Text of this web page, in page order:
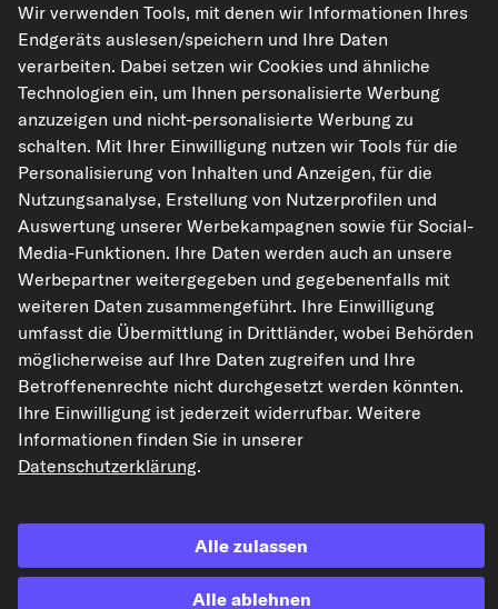
kfzteile24.de carpardoo.nl
carpardoo.fr
carpardoo.dk
nicht vervielfältigt werden. Die Vervielfältigung und Verbreitung der Daten und
der Datenbank ohne vorherige Einwilligung von TecAlliance und/oder die
Einbeziehung Dritter in solche Aktivitäten ist streng verboten. Jegliche
unautorisierte Nutzung von Inhalten stellt eine Verletzung des Urheberrechts
dar und kann rechtliche Schritte nach sich ziehen.
Vertrag widerrufen
© 2026 kfzteile24 GmbH - Alle Rechte vorbehalten.
¹„Gratis Versand“ oder „ohne Versandkosten“ entsprechen dem Wegfall der
Wir verwenden Tools, mit denen wir Informationen Ihres
Endgeräts auslesen/speichern und Ihre Daten
verarbeiten. Dabei setzen wir Cookies und ähnliche
Technologien ein, um Ihnen personalisierte Werbung
anzuzeigen und nicht-personalisierte Werbung zu
schalten. Mit Ihrer Einwilligung nutzen wir Tools für die
Personalisierung von Inhalten und Anzeigen, für die
Nutzungsanalyse, Erstellung von Nutzerprofilen und
Auswertung unserer Werbekampagnen sowie für Social-
Media-Funktionen. Ihre Daten werden auch an unsere
Werbepartner weitergegeben und gegebenenfalls mit
weiteren Daten zusammengeführt. Ihre Einwilligung
umfasst die Übermittlung in Drittländer, wobei Behörden
möglicherweise auf Ihre Daten zugreifen und Ihre
Betroffenenrechte nicht durchgesetzt werden könnten.
Ihre Einwilligung ist jederzeit widerrufbar. Weitere
Informationen finden Sie in unserer
Datenschutzerklärung.
Alle zulassen
Alle ablehnen